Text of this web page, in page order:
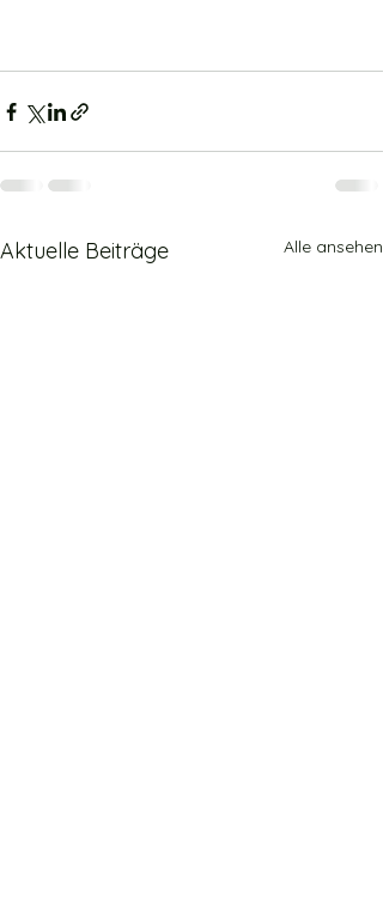
Aktuelle Beiträge Alle ansehen